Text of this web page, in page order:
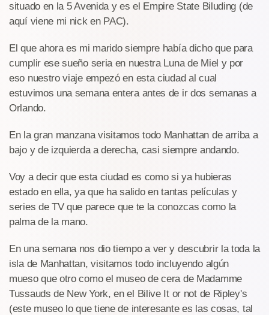
situado en la 5 Avenida y es el Empire State Biluding (de
aquí viene mi nick en PAC).
El que ahora es mi marido siempre había dicho que para
cumplir ese sueño seria en nuestra Luna de Miel y por
eso nuestro viaje empezó en esta ciudad al cual
estuvimos una semana entera antes de ir dos semanas a
Orlando.
En la gran manzana visitamos todo Manhattan de arriba a
bajo y de izquierda a derecha, casi siempre andando.
Voy a decir que esta ciudad es como si ya hubieras
estado en ella, ya que ha salido en tantas películas y
series de TV que parece que te la conozcas como la
palma de la mano.
En una semana nos dio tiempo a ver y descubrir la toda la
isla de Manhattan, visitamos todo incluyendo algún
mueso que otro como el museo de cera de Madamme
Tussauds de New York, en el Bilive It or not de Ripley's
(este museo lo que tiene de interesante es las cosas, tal